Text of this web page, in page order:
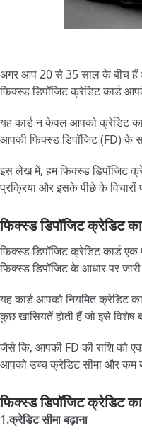
अगर आप 20 से 35 साल के बीच हैं
फिक्स्ड डिपॉजिट क्रेडिट कार्ड
यह कार्ड न केवल आपको क्रेडिट
आपकी फिक्स्ड डिपॉजिट (FD) के
इस लेख में, हम फिक्स्ड डिपॉजिट
प्रक्रिया और इसके पीछे के विचारों
फिक्स्ड डिपॉजिट क्रेडिट
फिक्स्ड डिपॉजिट क्रेडिट कार्ड
फिक्स्ड डिपॉजिट के आधार पर जारी
यह कार्ड आपको नियमित क्रेडिट
कुछ खासियतें होती हैं जो इसे विशेष
जैसे कि, आपकी FD की राशि को
आपको उच्च क्रेडिट सीमा और कम
फिक्स्ड डिपॉजिट क्रेडिट
1.क्रेडिट सीमा बढ़ाना